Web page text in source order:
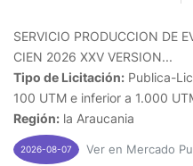
SERVICIO PRODUCCION DE
CIEN 2026 XXV VERSION...
Tipo de Licitación: Publica-
100 UTM e inferior a 1.000
Región: la Araucania
2026-08-07 Ver en Mercado